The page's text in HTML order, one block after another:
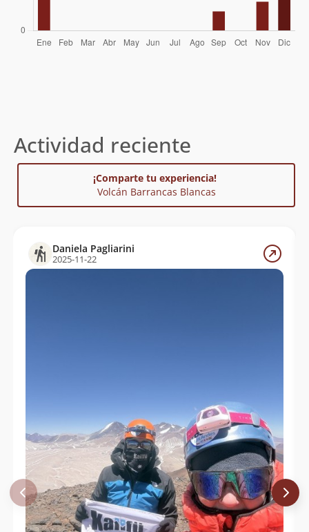
Actividad reciente
¡Comparte tu experiencia!
Volcán Barrancas Blancas
Daniela Pagliarini
2025-11-22